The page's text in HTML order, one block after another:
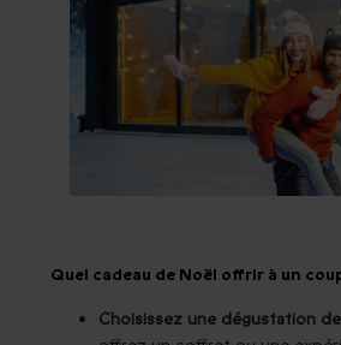
Quel cadeau de Noël offrir à un
Choisissez une dégustation